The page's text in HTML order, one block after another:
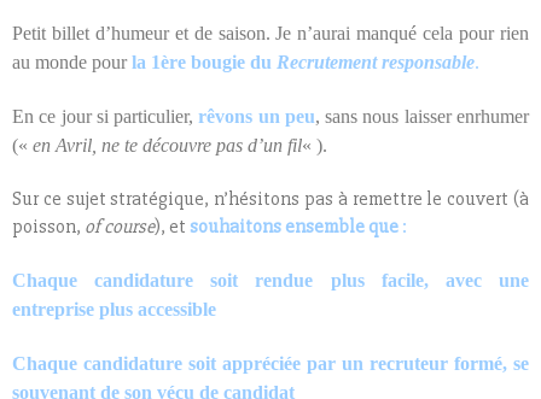
Petit billet d’humeur et de saison. Je n’aurai manqué cela pour rien
au monde pourla 1ère bougie du Recrutement responsable.
En ce jour si particulier,rêvons un peu, sans nous laisser enrhumer
(« en Avril, ne te découvre pas d’un fil« ).
Sur ce sujet stratégique, n’hésitons pas à remettre le couvert (à
poisson, of course), et souhaitons ensemble que :
Chaque candidature soit rendue plus facile, avec une
entreprise plus accessible
Chaque candidature soit appréciée par un recruteur formé, se
souvenant de son vécu de candidat